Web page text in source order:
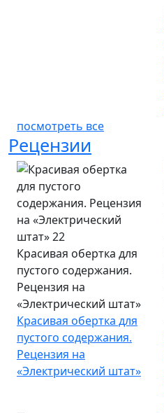
посмотреть все
Рецензии
Красивая обертка для
пустого содержания.
Рецензия на
«Электрический штат»
Красивая обертка для
пустого содержания.
Рецензия на
«Электрический штат»